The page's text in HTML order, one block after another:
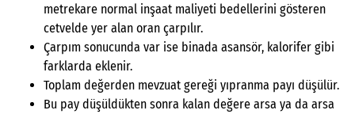
metrekare normal inşaat maliyeti bedellerini gösteren
cetvelde yer alan oran çarpılır.
Çarpım sonucunda var ise binada asansör, kalorifer gibi
farklarda eklenir.
Toplam değerden mevzuat gereği yıpranma payı düşülür.
Bu pay düşüldükten sonra kalan değere arsa ya da arsa